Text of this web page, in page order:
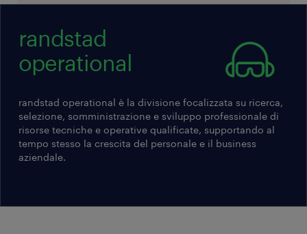
Il presente annuncio è rivolto a persone di genere
sensi della Legge n. 300/1970, del Decreto
Legislativo n. 198/2006 e del Decreto Legislativo n.
96/2026 ed è aperta a qualsiasi persona nel rispetto
della diversity e dell'inclusività. Ti preghiamo di
13 del Regolamento (UE) 2016/679 sulla protezione
randstad
operational
randstad operational è la divisione focalizzata su ricerca,
selezione, somministrazione e sviluppo professionale di
risorse tecniche e operative qualificate, supportando al
tempo stesso la crescita del personale e il business
aziendale.